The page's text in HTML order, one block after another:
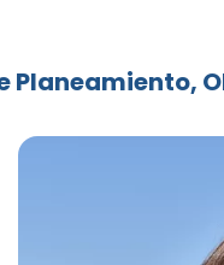
Planeamiento,